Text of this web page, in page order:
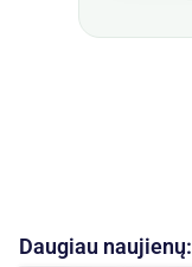
Daugiau naujienų: